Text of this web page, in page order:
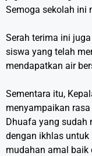
Semoga sekolah ini
Serah terima ini
siswa yang telah
mendapatkan air
Sementara itu,
menyampaikan
Dhuafa yang sudah
dengan ikhlas
mudahan amal baik